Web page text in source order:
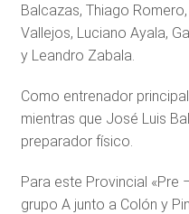
Balcazas, Thiago
Vallejos, Luciano Ayala,
y Leandro Zabala.
Como entrenador
mientras que José Luis
preparador físico.
Para este Provincial «Pre
grupo A junto a Colón y